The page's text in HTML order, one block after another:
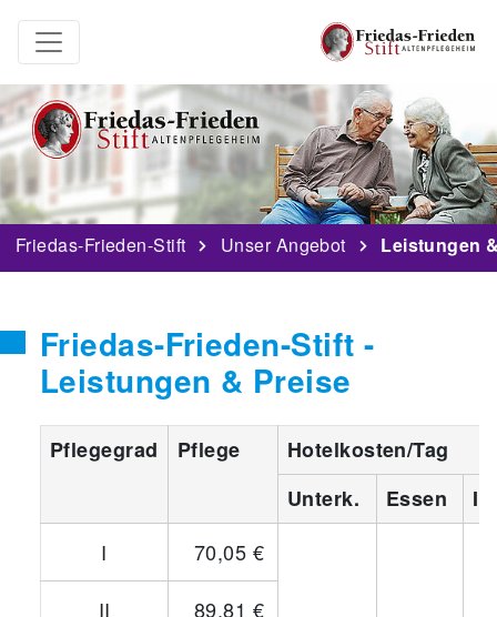
Friedas-Frieden-Stift Unser Angebot Leistungen
Friedas-Frieden-Stift -
Leistungen & Preise
Pflegegrad Pflege
Hotelkosten/Tag
Unterk.
Essen
I
70,05 €
II
89,81 €